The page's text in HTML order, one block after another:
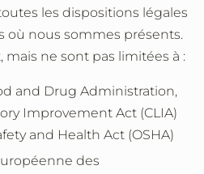
les dispositions légales
où nous sommes présents.
ne sont pas limitées à :
and Drug Administration,
Improvement Act (CLIA)
and Health Act (OSHA)
des